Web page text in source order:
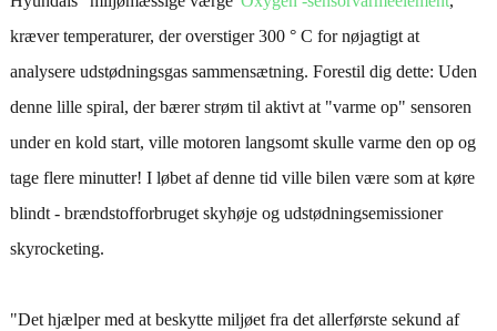
kræver temperaturer, der overstiger 300 ° C for nøjagtigt at
analysere udstødningsgas sammensætning. Forestil dig dette: Uden
denne lille spiral, der bærer strøm til aktivt at "varme op" sensoren
under en kold start, ville motoren langsomt skulle varme den op og
tage flere minutter! I løbet af denne tid ville bilen være som at køre
blindt - brændstofforbruget skyhøje og udstødningsemissioner
skyrocketing.
"Det hjælper med at beskytte miljøet fra det allerførste sekund af